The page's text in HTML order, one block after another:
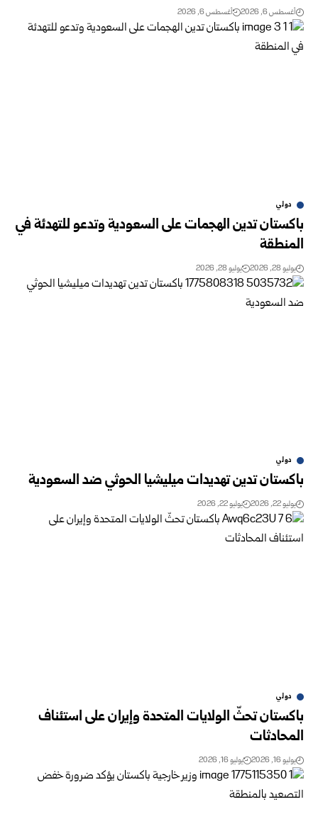
أغسطس 6, 2026 أغسطس 6, 2026
دولي
باكستان تدين الهجمات على السعودية وتدعو للتهدئة في
المنطقة
يوليو 28, 2026 يوليو 28, 2026
دولي
باكستان تدين تهديدات ميليشيا الحوثي ضد السعودية
يوليو 22, 2026 يوليو 22, 2026
دولي
باكستان تحثّ الولايات المتحدة وإيران على استئناف
المحادثات
يوليو 16, 2026 يوليو 16, 2026